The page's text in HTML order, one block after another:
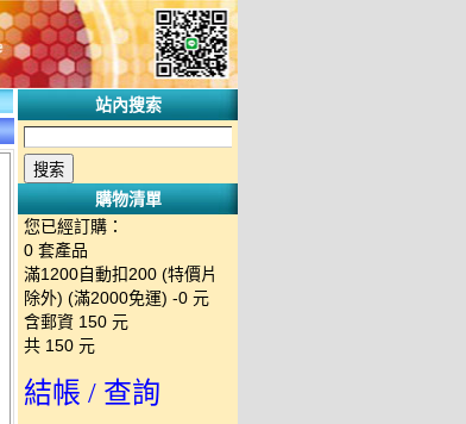
站內搜索
購物清單
您已經訂購：
0 套產品
滿1200自動扣200 (特價片
除外) (滿2000免運) -0 元
含郵資 150 元
共 150 元
結帳 / 查詢